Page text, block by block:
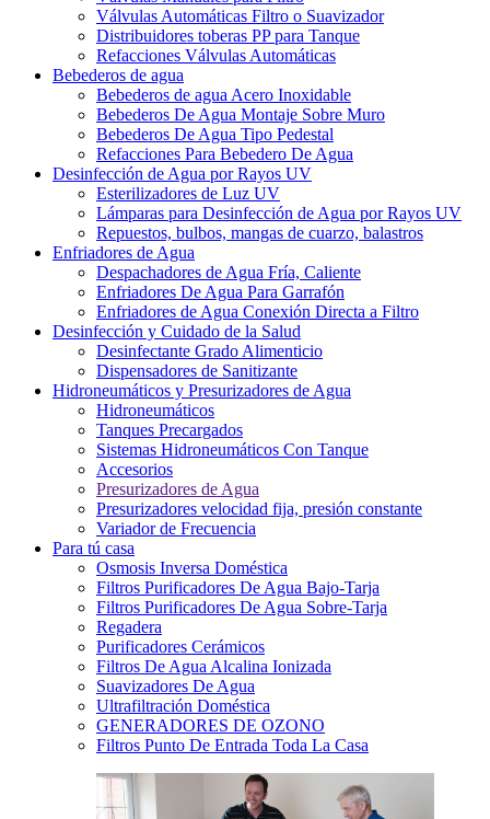
Válvulas Automáticas Filtro o Suavizador
Distribuidores toberas PP para Tanque
Refacciones Válvulas Automáticas
Bebederos de agua
Bebederos de agua Acero Inoxidable
Bebederos De Agua Montaje Sobre Muro
Bebederos De Agua Tipo Pedestal
Refacciones Para Bebedero De Agua
Desinfección de Agua por Rayos UV
Esterilizadores de Luz UV
Lámparas para Desinfección de Agua por Rayos UV
Repuestos, bulbos, mangas de cuarzo, balastros
Enfriadores de Agua
Despachadores de Agua Fría, Caliente
Enfriadores De Agua Para Garrafón
Enfriadores de Agua Conexión Directa a Filtro
Desinfección y Cuidado de la Salud
Desinfectante Grado Alimenticio
Dispensadores de Sanitizante
Hidroneumáticos y Presurizadores de Agua
Hidroneumáticos
Tanques Precargados
Sistemas Hidroneumáticos Con Tanque
Accesorios
Presurizadores de Agua
Presurizadores velocidad fija, presión constante
Variador de Frecuencia
Para tú casa
Osmosis Inversa Doméstica
Filtros Purificadores De Agua Bajo-Tarja
Filtros Purificadores De Agua Sobre-Tarja
Regadera
Purificadores Cerámicos
Filtros De Agua Alcalina Ionizada
Suavizadores De Agua
Ultrafiltración Doméstica
GENERADORES DE OZONO
Filtros Punto De Entrada Toda La Casa